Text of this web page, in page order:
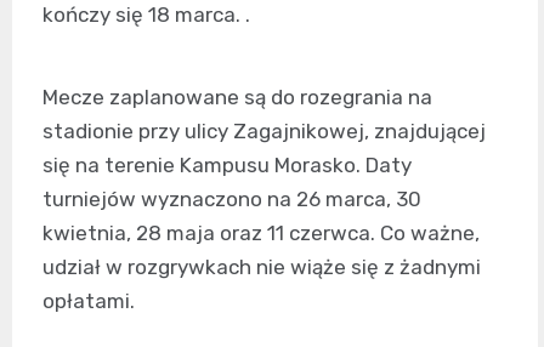
kończy się 18 marca. .
Mecze zaplanowane są do rozegrania na
stadionie przy ulicy Zagajnikowej, znajdującej
się na terenie Kampusu Morasko. Daty
turniejów wyznaczono na 26 marca, 30
kwietnia, 28 maja oraz 11 czerwca. Co ważne,
udział w rozgrywkach nie wiąże się z żadnymi
opłatami.